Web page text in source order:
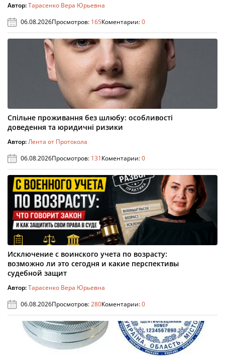
Автор:Тарасенко Вера Юрьевна
06.08.2026Просмотров: 165Коментарии:0
Спільне проживання без шлюбу: особливості
доведення та юридичні ризики
Автор:Лента от Протокола
06.08.2026Просмотров: 131Коментарии:0
Исключение с воинского учета по возрасту:
возможно ли это сегодня и какие перспективы
судебной защит
Автор:Тарасенко Вера Юрьевна
06.08.2026Просмотров:280Коментарии:0